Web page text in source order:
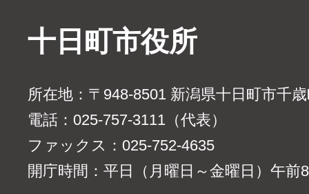
十日町市役所
所在地：〒948-8501 新潟県十日町市千
電話：025-757-3111（代表）
ファックス：025-752-4635
開庁時間：平日（月曜日～金曜日）午前